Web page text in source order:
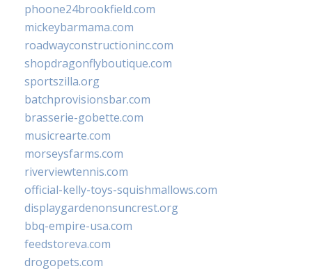
phoone24brookfield.com
mickeybarmama.com
roadwayconstructioninc.com
shopdragonflyboutique.com
sportszilla.org
batchprovisionsbar.com
brasserie-gobette.com
musicrearte.com
morseysfarms.com
riverviewtennis.com
official-kelly-toys-squishmallows.com
displaygardenonsuncrest.org
bbq-empire-usa.com
feedstoreva.com
drogopets.com